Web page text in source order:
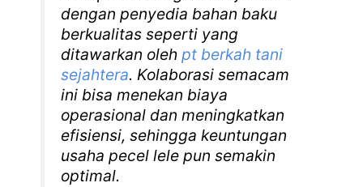
dengan penyedia bahan baku
berkualitas seperti yang
ditawarkan oleh pt berkah tani
sejahtera. Kolaborasi semacam
ini bisa menekan biaya
operasional dan meningkatkan
efisiensi, sehingga keuntungan
usaha pecel lele pun semakin
optimal.